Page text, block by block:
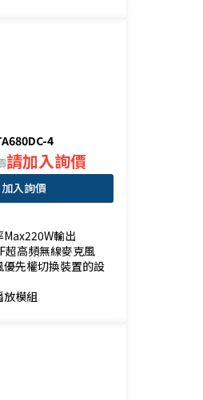
4
請加入詢價
加入詢價
輸出
超高頻無線麥克風
優先權切換裝置的設
放模組